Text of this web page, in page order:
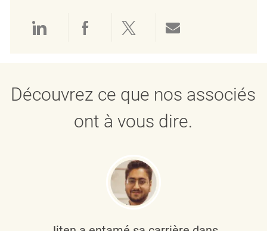
Partager via LinkedIn
Partager via Facebook
Partager via twitter
Découvrez ce que nos associés
ont à vous dire.